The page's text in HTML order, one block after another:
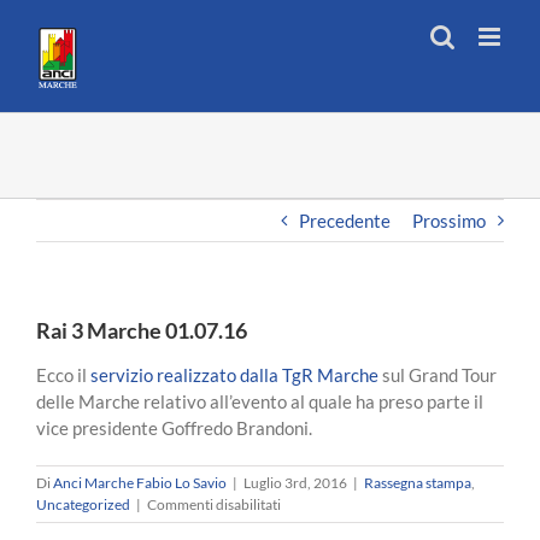
contenuto
Precedente Prossimo
Rai 3 Marche 01.07.16
Ecco il servizio realizzato dalla TgR Marchesul Grand Tour
delle Marche relativo all’evento al quale ha preso parte il
vice presidente Goffredo Brandoni.
DiAnci Marche Fabio Lo Savio | Luglio 3rd, 2016 | Rassegna stampa,
Uncategorized | Commenti disabilitatisu
Rai